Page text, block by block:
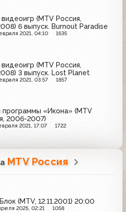
видеоигр (MTV Россия,
6 выпуск. Burnout Paradise
2021, 04:10 1635
видеоигр (MTV Россия,
3 выпуск. Lost Planet
2021, 03:57 1857
программы «Икона» (MTV
2006-2007)
2021, 17:07 1722
MTV Россия
(MTV, 12.11.2001) 20:00
2025, 02:21 1058